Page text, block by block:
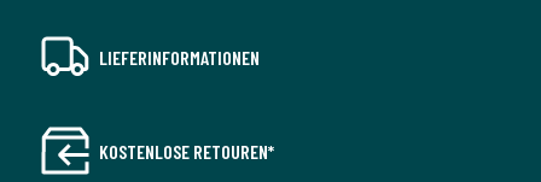
LIEFERINFORMATIONEN
KOSTENLOSE RETOUREN*